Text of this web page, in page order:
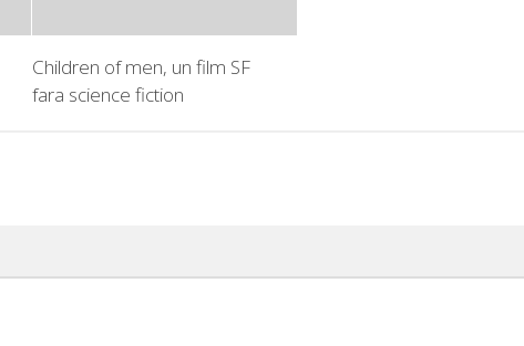
Children of men, un film SF
fara science fiction